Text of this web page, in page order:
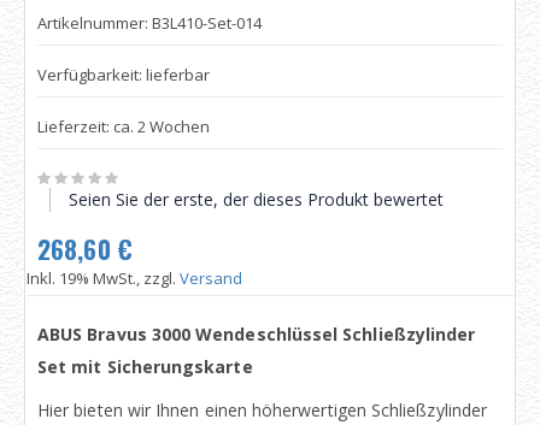
Artikelnummer: B3L410-Set-014
Verfügbarkeit: lieferbar
Lieferzeit: ca. 2 Wochen
Seien Sie der erste, der dieses Produkt bewertet
268,60 €
Inkl. 19% MwSt., zzgl. Versand
ABUS Bravus 3000 Wendeschlüssel Schließzylinder
Set mit Sicherungskarte
Hier bieten wir Ihnen einen höherwertigen Schließzylinder